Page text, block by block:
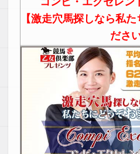
【激走穴馬探しなら私
ださい